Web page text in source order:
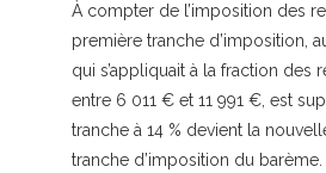
À compter de l’imposition des
première tranche d’imposition,
qui s’appliquait à la fraction des
entre 6 011 € et 11 991 €, est
tranche à 14 % devient la
tranche d’imposition du barème.